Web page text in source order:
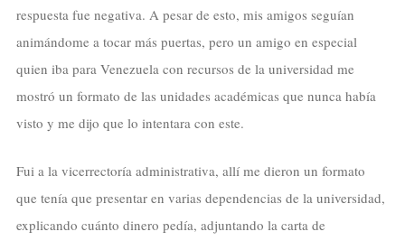
respuesta fue negativa. A pesar de esto, mis amigos seguían
animándome a tocar más puertas, pero un amigo en especial
quien iba para Venezuela con recursos de la universidad me
mostró un formato de las unidades académicas que nunca había
visto y me dijo que lo intentara con este.
Fui a la vicerrectoría administrativa, allí me dieron un formato
que tenía que presentar en varias dependencias de la universidad,
explicando cuánto dinero pedía, adjuntando la carta de